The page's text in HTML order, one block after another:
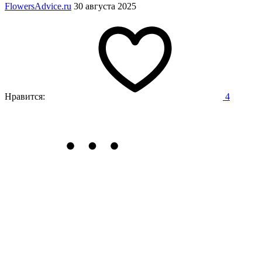
FlowersAdvice.ru 30 августа 2025
Нравится: 4